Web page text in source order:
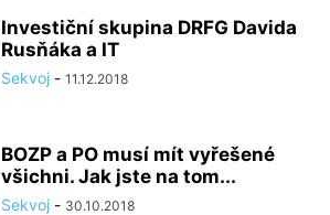
Investiční skupina DRFG Davida
Rusňáka a IT
Sekvoj - 11.12.2018
BOZP a PO musí mít vyřešené
všichni. Jak jste na tom...
Sekvoj - 30.10.2018